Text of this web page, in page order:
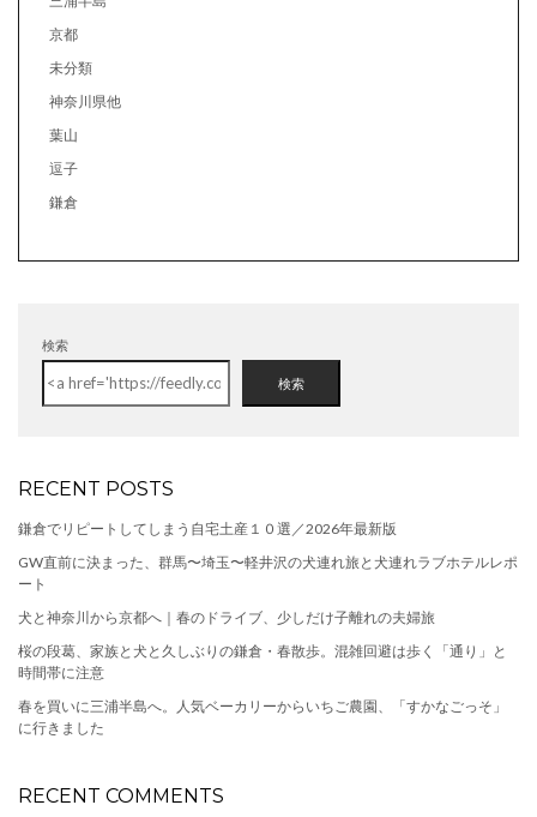
京都
未分類
神奈川県他
葉山
逗子
鎌倉
検索
検索
RECENT POSTS
鎌倉でリピートしてしまう自宅土産１０選／2026年最新版
GW直前に決まった、群馬〜埼玉〜軽井沢の犬連れ旅と犬連れラブホテルレポ
ート
犬と神奈川から京都へ｜春のドライブ、少しだけ子離れの夫婦旅
桜の段葛、家族と犬と久しぶりの鎌倉・春散歩。混雑回避は歩く「通り」と
時間帯に注意
春を買いに三浦半島へ。人気ベーカリーからいちご農園、「すかなごっそ」
に行きました
RECENT COMMENTS